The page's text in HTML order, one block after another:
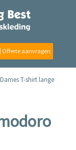
Offerte aanvragen
Dames T-shirt lange